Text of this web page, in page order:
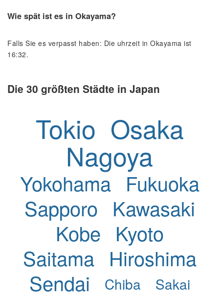
Wie spät ist es in Okayama?
Falls Sie es verpasst haben: Die uhrzeit in Okayama ist
16:32.
Die 30 größten Städte in Japan
Tokio Osaka
Nagoya
Yokohama Fukuoka
Sapporo Kawasaki
Kobe Kyoto
Saitama Hiroshima
Sendai
Chiba
Sakai